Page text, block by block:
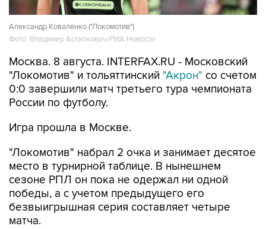
Александр Коваленко ("Локомотив")
Фото: Владимир Астапкович/РИА Новости
Москва. 8 августа. INTERFAX.RU - Московский
"Локомотив" и тольяттинский "Акрон" со счетом
0:0 завершили матч третьего тура чемпионата
России по футболу.
Игра прошла в Москве.
"Локомотив" набрал 2 очка и занимает десятое
место в турнирной таблице. В нынешнем
сезоне РПЛ он пока не одержал ни одной
победы, а с учетом предыдущего его
безвыигрышная серия составляет четыре
матча.